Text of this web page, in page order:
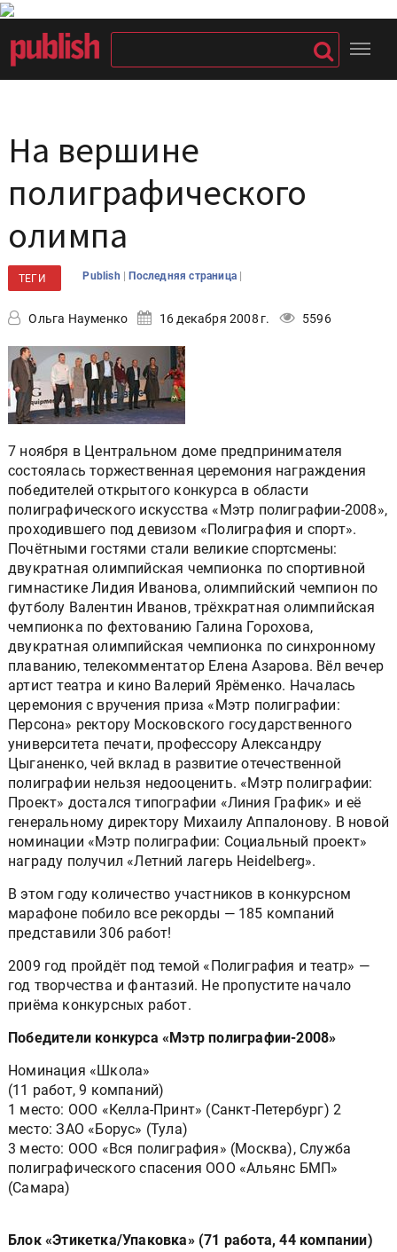
На вершине
полиграфического
олимпа
ТЕГИ Publish |Последняя страница |
Ольга Науменко 16 декабря 2008 г. 5596
7 ноября в Центральном доме предпринимателя
состоялась торжественная церемония награждения
победителей открытого конкурса в области
полиграфического искусства «Мэтр полиграфии-2008»,
проходившего под девизом «Полиграфия и спорт».
Почётными гостями стали великие спортсмены:
двукратная олимпийская чемпионка по спортивной
гимнастике Лидия Иванова, олимпийский чемпион по
футболу Валентин Иванов, трёхкратная олимпийская
чемпионка по фехтованию Галина Горохова,
двукратная олимпийская чемпионка по синхронному
плаванию, телекомментатор Елена Азарова. Вёл вечер
артист театра и кино Валерий Ярёменко. Началась
церемония с вручения приза «Мэтр полиграфии:
Персона» ректору Московского государственного
университета печати, профессору Александру
Цыганенко, чей вклад в развитие отечественной
полиграфии нельзя недооценить. «Мэтр полиграфии:
Проект» достался типографии «Линия График» и её
генеральному директору Михаилу Аппалонову. В новой
номинации «Мэтр полиграфии: Социальный проект»
награду получил «Летний лагерь Heidelberg».
В этом году количество участников в конкурсном
марафоне побило все рекорды — 185 компаний
представили 306 работ!
2009 год пройдёт под темой «Полиграфия и театр» —
год творчества и фантазий. Не пропустите начало
приёма конкурсных работ.
Победители конкурса «Мэтр полиграфии-2008»
Номинация «Школа»
(11 работ, 9 компаний)
1 место: ООО «Келла-Принт» (Санкт-Петербург) 2
место: ЗАО «Борус» (Тула)
3 место: ООО «Вся полиграфия» (Москва), Служба
полиграфического спасения ООО «Альянс БМП»
(Самара)
Блок «Этикетка/Упаковка» (71 работа, 44 компании)